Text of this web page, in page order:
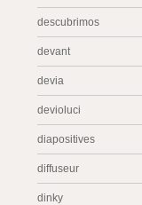
descubrimos
devant
devia
devioluci
diapositives
diffuseur
dinky